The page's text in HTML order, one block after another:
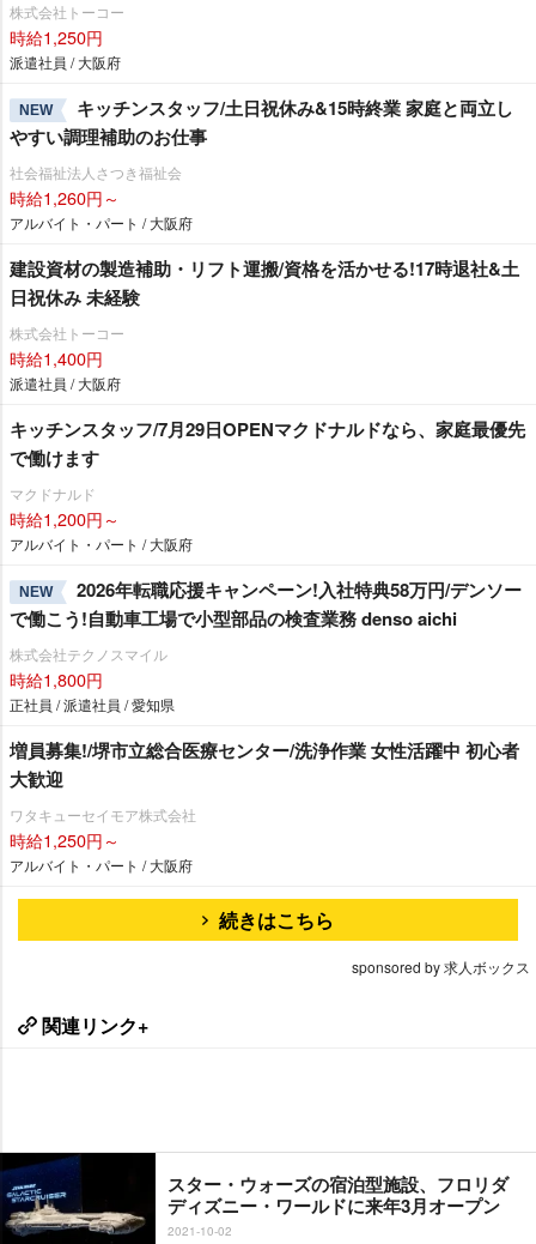
株式会社トーコー
時給1,250円
派遣社員 / 大阪府
NEW
キッチンスタッフ/土日祝休み&15時終業 家庭と両立し
すい調理補助のお仕事
社会福祉法人さつき福祉会
時給1,260円～
アルバイト・パート / 大阪府
建設資材の製造補助・リフト運搬/資格を活かせる!17時退社&土
日祝休み 未経験
株式会社トーコー
時給1,400円
派遣社員 / 大阪府
キッチンスタッフ/7月29日OPENマクドナルドなら、家庭最優先
で働けます
マクドナルド
時給1,200円～
アルバイト・パート / 大阪府
NEW
2026年転職応援キャンペーン!入社特典58万円/デンソー
で働こう!自動車工場で小型部品の検査業務 denso aichi
株式会社テクノスマイル
時給1,800円
正社員 / 派遣社員 / 愛知県
増員募集!/堺市立総合医療センター/洗浄作業 女性活躍中 初心者
大歓迎
ワタキューセイモア株式会社
時給1,250円～
アルバイト・パート / 大阪府
続きはこちら
sponsored by 求人ボックス
関連リンク+
スター・ウォーズの宿泊型施設、フロリダ
ディズニー・ワールドに来年3月オープン
2021-10-02